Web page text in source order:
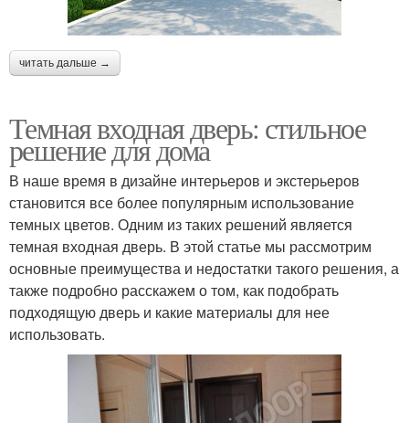
читать дальше →
Темная входная дверь: стильное
решение для дома
В наше время в дизайне интерьеров и экстерьеров
становится все более популярным использование
темных цветов. Одним из таких решений является
темная входная дверь. В этой статье мы рассмотрим
основные преимущества и недостатки такого решения, а
также подробно расскажем о том, как подобрать
подходящую дверь и какие материалы для нее
использовать.